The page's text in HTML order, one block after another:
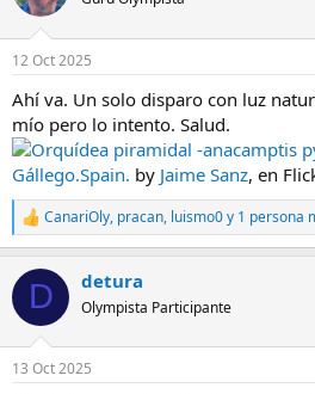
i
a
d
o
r
d
e
l
t
e
m
a
a
i
n
c
i
o
12 Oct 2025
Ahí va. Un solo disparo con luz
mío pero lo intento. Salud.
Orquídea piramidal -anacamptis
Gállego.Spain. by Jaime Sanz, en
R
e
c
i
e
CanariOly, pracan, luismo0y 1 persona
D detura
Olympista Participante
13 Oct 2025